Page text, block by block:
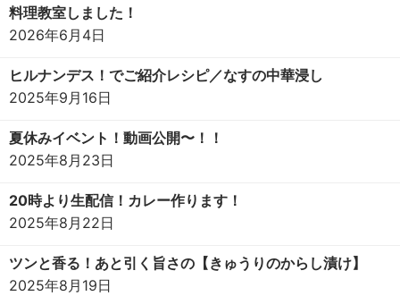
料理教室しました！
2026年6月4日
ヒルナンデス！でご紹介レシピ／なすの中華浸し
2025年9月16日
夏休みイベント！動画公開〜！！
2025年8月23日
20時より生配信！カレー作ります！
2025年8月22日
ツンと香る！あと引く旨さの【きゅうりのからし漬け】
2025年8月19日